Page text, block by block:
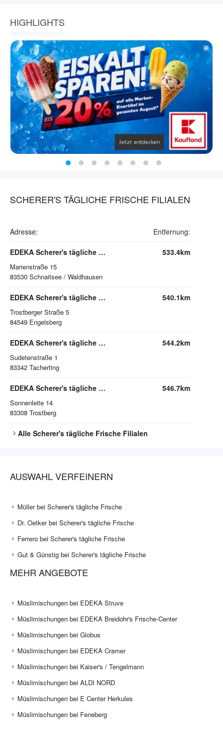
HIGHLIGHTS
SCHERER'S TÄGLICHE FRISCHE FILIALEN
Adresse: Entfernung:
EDEKA Scherer's tägliche Frische Schnaitsee / Waldhausen
Marienstraße 15
83530 Schnaitsee / Waldhausen
533.4km
EDEKA Scherer's tägliche Frische Engelsberg
Trostberger Straße 5
84549 Engelsberg
540.1km
EDEKA Scherer's tägliche Frische Tacherting
Sudetenstraße 1
83342 Tacherting
544.2km
EDEKA Scherer's tägliche Frische Trostberg
Sonnenleite 14
83308 Trostberg
546.7km
Alle Scherer's tägliche Frische Filialen
AUSWAHL VERFEINERN
Müller bei Scherer's tägliche Frische
Dr. Oetker bei Scherer's tägliche Frische
Ferrero bei Scherer's tägliche Frische
Gut & Günstig bei Scherer's tägliche Frische
MEHR ANGEBOTE
Müslimischungen bei EDEKA Struve
Müslimischungen bei EDEKA Breidohr's Frische-Center
Müslimischungen bei Globus
Müslimischungen bei EDEKA Cramer
Müslimischungen bei Kaiser's / Tengelmann
Müslimischungen bei ALDI NORD
Müslimischungen bei E Center Herkules
Müslimischungen bei Feneberg